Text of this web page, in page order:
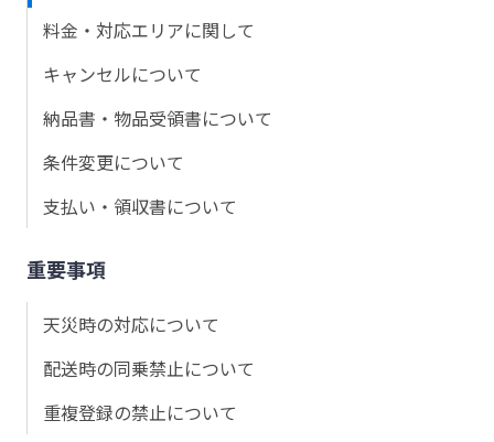
料金・対応エリアに関して
キャンセルについて
納品書・物品受領書について
条件変更について
支払い・領収書について
重要事項
天災時の対応について
配送時の同乗禁止について
重複登録の禁止について